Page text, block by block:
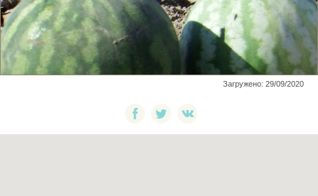
Загружено: 29/09/2020